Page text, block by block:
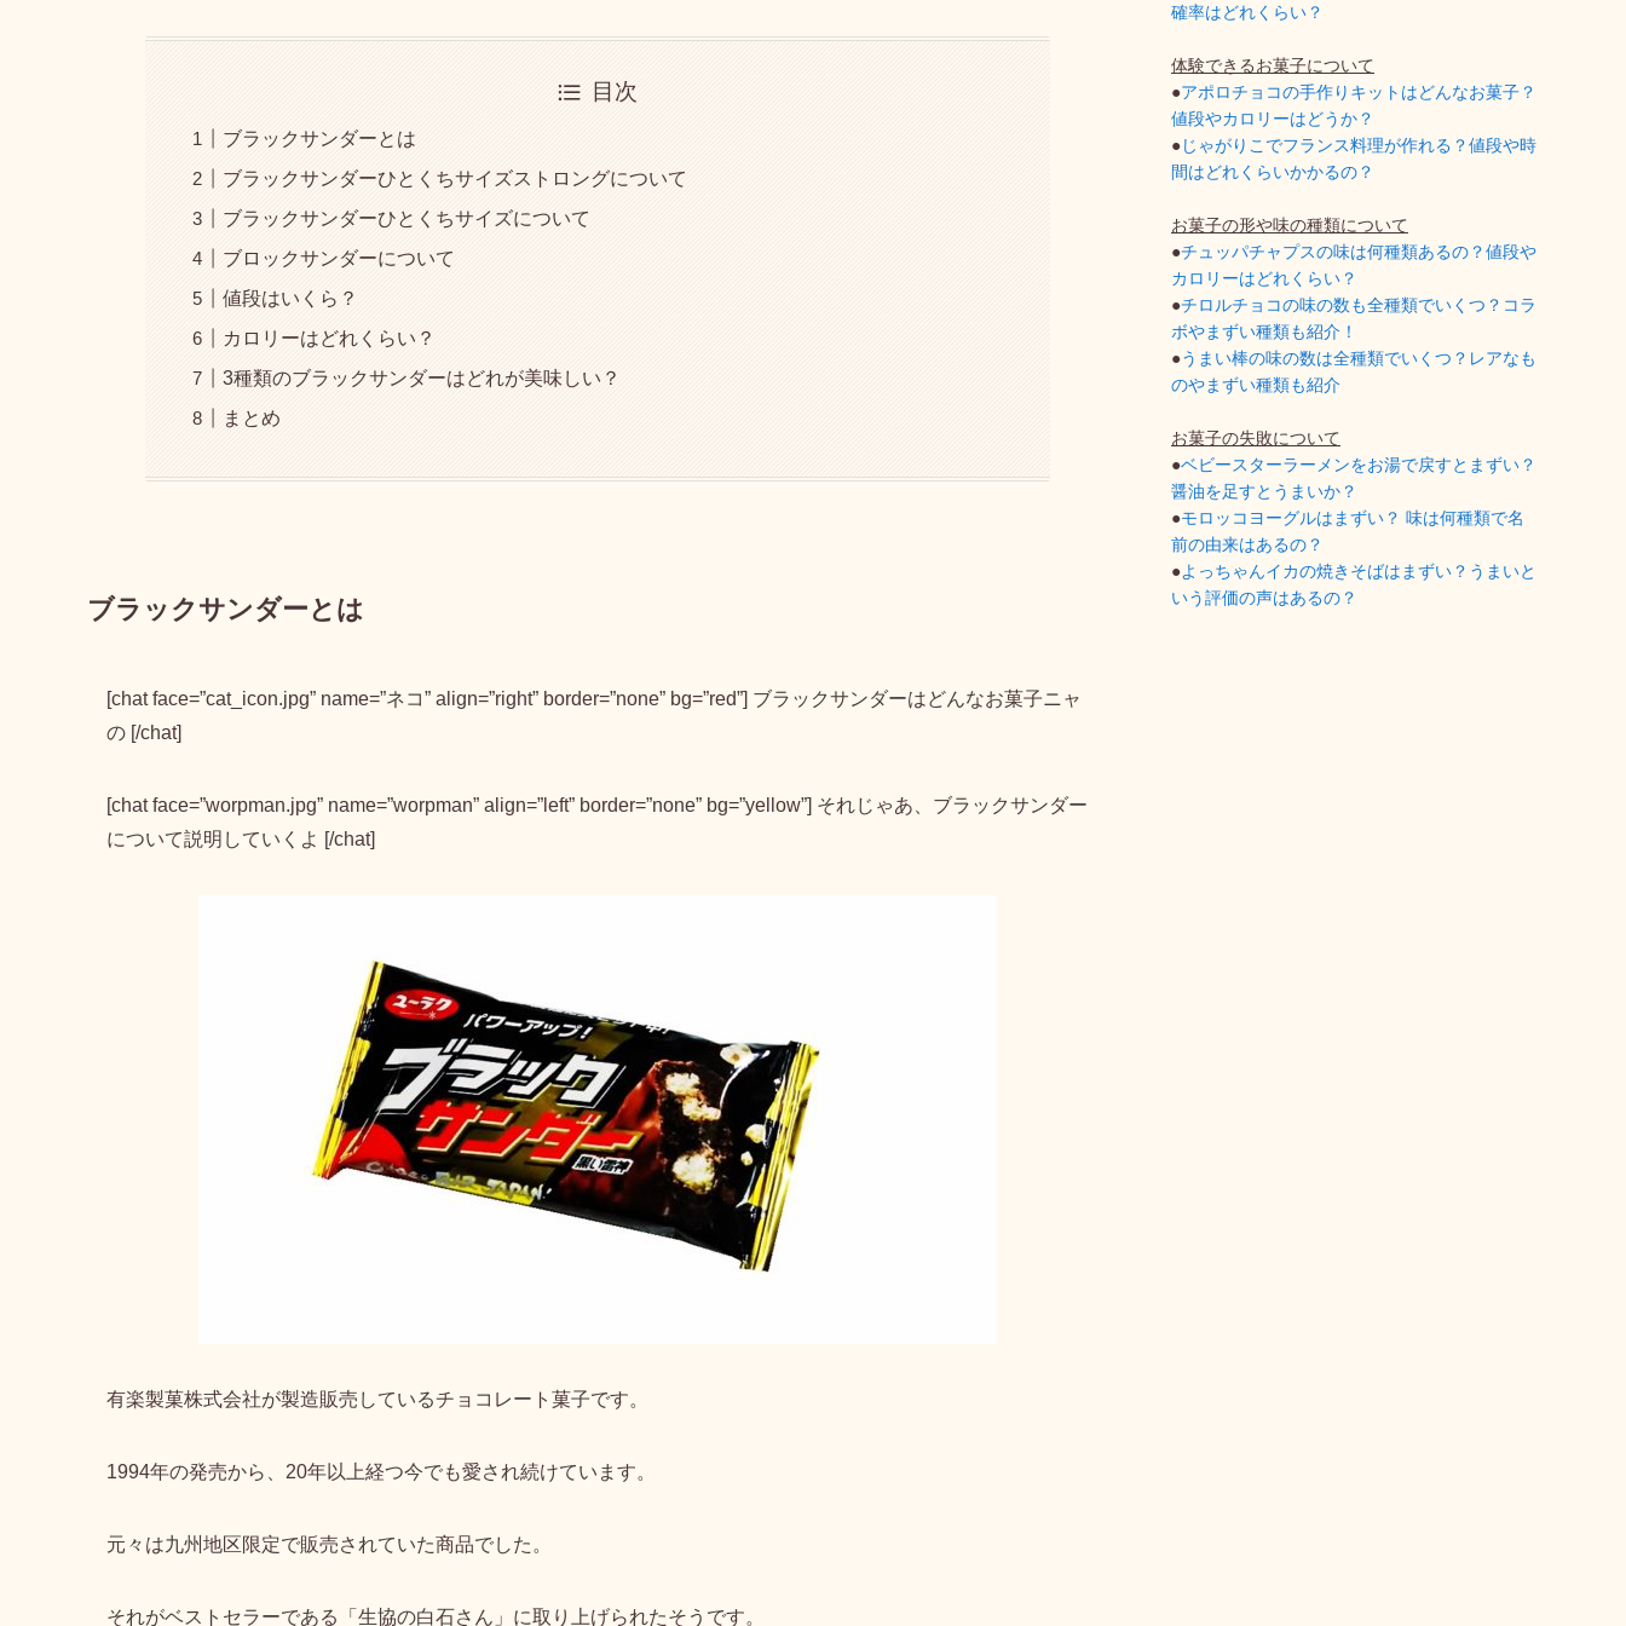
目次
ブラックサンダーとは
ブラックサンダーひとくちサイズストロングについて
ブラックサンダーひとくちサイズについて
ブロックサンダーについて
値段はいくら？
カロリーはどれくらい？
3種類のブラックサンダーはどれが美味しい？
まとめ
ブラックサンダーとは
[chat face=”cat_icon.jpg” name=”ネコ” align=”right” border=”none” bg=”red”] ブラックサンダーはどんなお菓子ニャ
の [/chat]
[chat face=”worpman.jpg” name=”worpman” align=”left” border=”none” bg=”yellow”] それじゃあ、ブラックサンダー
について説明していくよ [/chat]
有楽製菓株式会社が製造販売しているチョコレート菓子です。
1994年の発売から、20年以上経つ今でも愛され続けています。
元々は九州地区限定で販売されていた商品でした。
それがベストセラーである「生協の白石さん」に取り上げられたそうです。
確率はどれくらい？
体験できるお菓子について
●アポロチョコの手作りキットはどんなお菓子？
値段やカロリーはどうか？
●じゃがりこでフランス料理が作れる？値段や時
間はどれくらいかかるの？
お菓子の形や味の種類について
●チュッパチャプスの味は何種類あるの？値段や
カロリーはどれくらい？
●チロルチョコの味の数も全種類でいくつ？コラ
ボやまずい種類も紹介！
●うまい棒の味の数は全種類でいくつ？レアなも
のやまずい種類も紹介
お菓子の失敗について
●ベビースターラーメンをお湯で戻すとまずい？
醤油を足すとうまいか？
●モロッコヨーグルはまずい？ 味は何種類で名
前の由来はあるの？
●よっちゃんイカの焼きそばはまずい？うまいと
いう評価の声はあるの？